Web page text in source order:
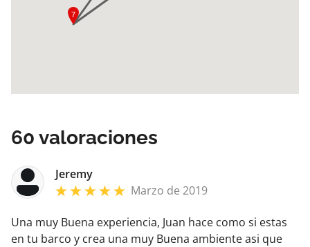
60 valoraciones
Jeremy
Marzo de 2019
Una muy Buena experiencia, Juan hace como si estas
en tu barco y crea una muy Buena ambiente asi que